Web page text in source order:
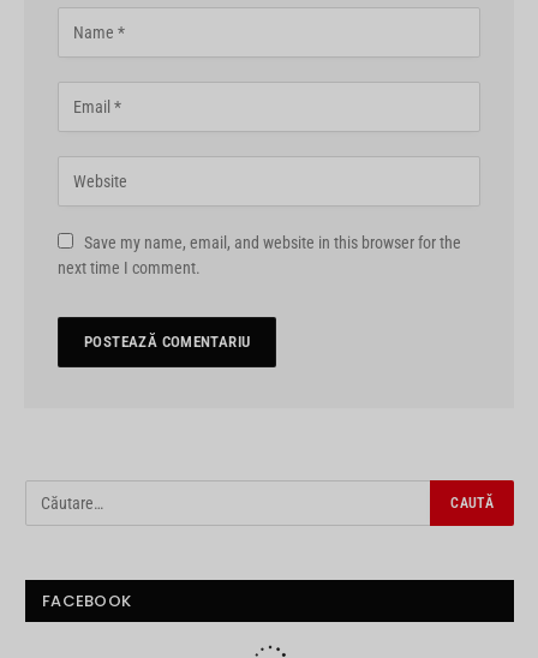
Save my name, email, and website in this browser for the
next time I comment.
FACEBOOK